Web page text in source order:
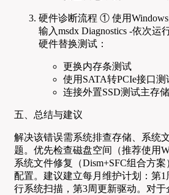
硬件诊断流程 ① 使用
输入msdx Diagnostics -依次
硬件替换测试：
更换内存条测试
使用SATA转PCIe接口测
连接外置SSD测试主存储
五、总结与建议
解决该错误需系统排查存储、系统
题。优先检查磁盘空间（推荐使用
系统文件修复（Dism+SFC组合方
配置。建议建立每月维护计划：第
行系统扫描，第3周更新驱动。对